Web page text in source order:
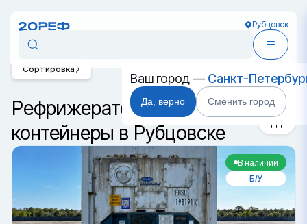
Рубцовск
Ваш город — Санкт-
Да, верно Сменить город
Рефрижераторные
контейнеры в Рубцовске
Сортировка
В наличии
Б/У